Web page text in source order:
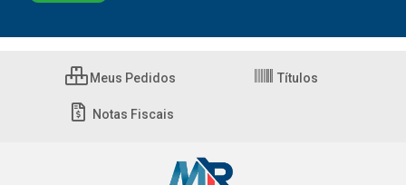
Meus Pedidos Títulos
Notas Fiscais